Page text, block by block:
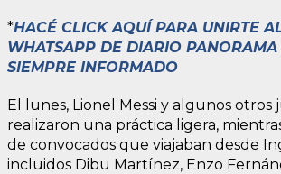
*HACÉ CLICK AQUÍ PARA UNIRTE
WHATSAPP DE DIARIO PANORAMA
SIEMPRE INFORMADO
El lunes, Lionel Messi y algunos otros
realizaron una práctica ligera,
de convocados que viajaban desde
incluidos Dibu Martínez, Enzo